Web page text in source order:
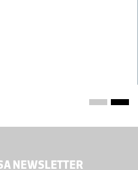
NEWSLETTER